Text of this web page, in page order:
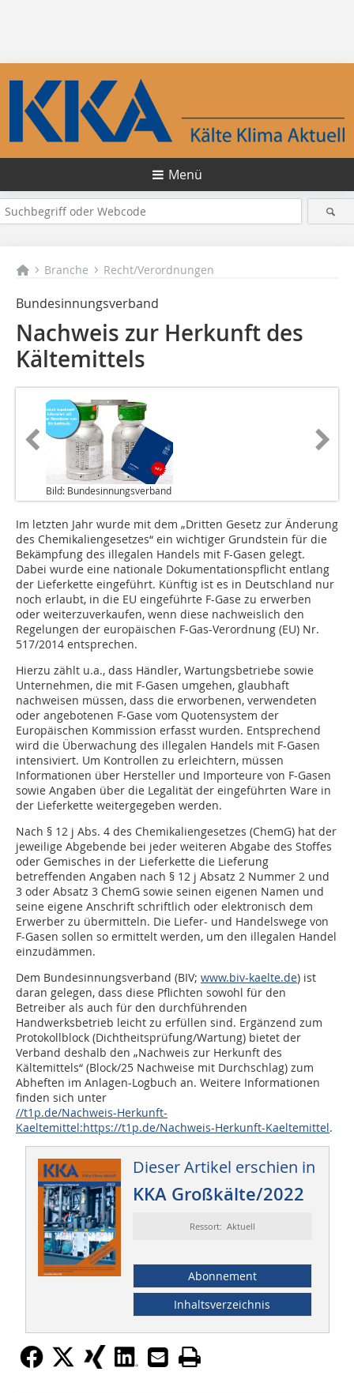
Menü
Branche Recht/Verordnungen
Bundesinnungsverband
Nachweis zur Herkunft des
Kältemittels
Bild: Bundesinnungsverband
Im letzten Jahr wurde mit dem „Dritten Gesetz zur Änderung
des Chemikaliengesetzes“ ein wichtiger Grundstein für die
Bekämpfung des illegalen Handels mit F-Gasen gelegt.
Dabei wurde eine nationale Dokumentationspflicht entlang
der Lieferkette eingeführt. Künftig ist es in Deutschland nur
noch erlaubt, in die EU eingeführte F-Gase zu erwerben
oder weiterzuverkaufen, wenn diese nachweislich den
Regelungen der europäischen F-Gas-Verordnung (EU) Nr.
517/2014 entsprechen.
Hierzu zählt u.a., dass Händler, Wartungsbetriebe sowie
Unternehmen, die mit F-Gasen umgehen, glaubhaft
nachweisen müssen, dass die erworbenen, verwendeten
oder angebotenen F-Gase vom Quotensystem der
Europäischen Kommission erfasst wurden. Entsprechend
wird die Überwachung des illegalen Handels mit F-Gasen
intensiviert. Um Kontrollen zu erleichtern, müssen
Informationen über Hersteller und Importeure von F-Gasen
sowie Angaben über die Legalität der eingeführten Ware in
der Lieferkette weitergegeben werden.
Nach § 12 j Abs. 4 des Chemikaliengesetzes (ChemG) hat der
jeweilige Abgebende bei jeder weiteren Abgabe des Stoffes
oder Gemisches in der Lieferkette die Lieferung
betreffenden Angaben nach § 12 j Absatz 2 Nummer 2 und
3 oder Absatz 3 ChemG sowie seinen eigenen Namen und
seine eigene Anschrift schriftlich oder elektronisch dem
Erwerber zu übermitteln. Die Liefer- und Handelswege von
F-Gasen sollen so ermittelt werden, um den illegalen Handel
einzudämmen.
Dem Bundesinnungsverband (BIV; www.biv-kaelte.de) ist
daran gelegen, dass diese Pflichten sowohl für den
Betreiber als auch für den durchführenden
Handwerksbetrieb leicht zu erfüllen sind. Ergänzend zum
Protokollblock (Dichtheitsprüfung/Wartung) bietet der
Verband deshalb den „Nachweis zur Herkunft des
Kältemittels“ (Block/25 Nachweise mit Durchschlag) zum
Abheften im Anlagen-Logbuch an. Weitere Informationen
finden sich unter
//t1p.de/Nachweis-Herkunft-
Kaeltemittel:https://t1p.de/Nachweis-Herkunft-Kaeltemittel.
Dieser Artikel erschien in
KKA Großkälte/2022
Ressort: Aktuell
Abonnement
Inhaltsverzeichnis